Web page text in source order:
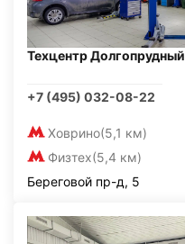
Техцентр Долгопрудный
+7 (495) 032-08-22
Ховрино(5,1 км)
Физтех(5,4 км)
Береговой пр-д, 5